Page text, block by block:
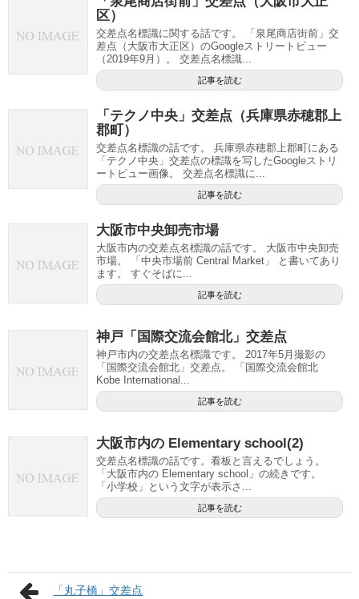
区）
交差点名標識に関する話です。 「泉尾商店街前」交
差点（大阪市大正区）のGoogleストリートビュー
（2019年9月）。 交差点名標識...
記事を読む
「テクノ中央」交差点（兵庫県赤穂郡上
郡町）
交差点名標識の話です。 兵庫県赤穂郡上郡町にある
「テクノ中央」交差点の標識を写したGoogleストリ
ートビュー画像。 交差点名標識に...
記事を読む
大阪市中央卸売市場
大阪市内の交差点名標識の話です。 大阪市中央卸売
市場。 「中央市場前 Central Market」 と書いてあり
ます。 すぐそばに...
記事を読む
神戸「国際交流会館北」交差点
神戸市内の交差点名標識です。 2017年5月撮影の
「国際交流会館北」交差点。 「国際交流会館北
Kobe International...
記事を読む
大阪市内の Elementary school(2)
交差点名標識の話です。看板と言えるでしょう。
「大阪市内の Elementary school」の続きです。
「小学校」という文字が表示さ...
記事を読む
「丸子橋」交差点